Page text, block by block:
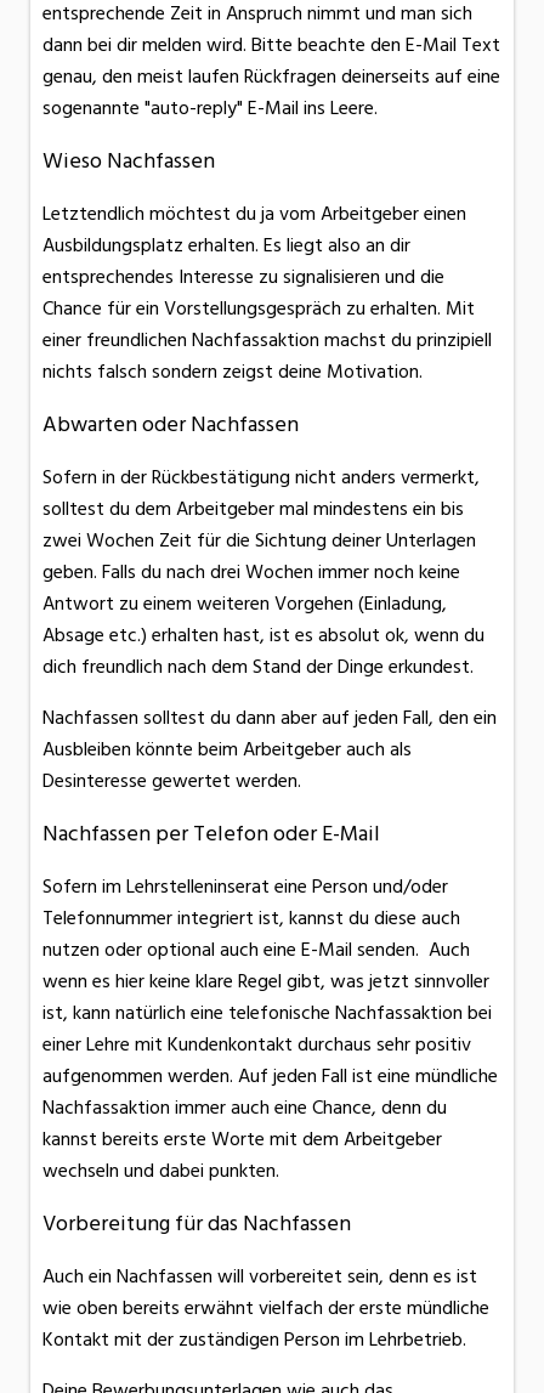
entsprechende Zeit in Anspruch nimmt und man sich
dann bei dir melden wird. Bitte beachte den E-Mail Text
genau, den meist laufen Rückfragen deinerseits auf eine
sogenannte "auto-reply" E-Mail ins Leere.
Wieso Nachfassen
Letztendlich möchtest du ja vom Arbeitgeber einen
Ausbildungsplatz erhalten. Es liegt also an dir
entsprechendes Interesse zu signalisieren und die
Chance für ein Vorstellungsgespräch zu erhalten. Mit
einer freundlichen Nachfassaktion machst du prinzipiell
nichts falsch sondern zeigst deine Motivation.
Abwarten oder Nachfassen
Sofern in der Rückbestätigung nicht anders vermerkt,
solltest du dem Arbeitgeber mal mindestens ein bis
zwei Wochen Zeit für die Sichtung deiner Unterlagen
geben. Falls du nach drei Wochen immer noch keine
Antwort zu einem weiteren Vorgehen (Einladung,
Absage etc.) erhalten hast, ist es absolut ok, wenn du
dich freundlich nach dem Stand der Dinge erkundest.
Nachfassen solltest du dann aber auf jeden Fall, den ein
Ausbleiben könnte beim Arbeitgeber auch als
Desinteresse gewertet werden.
Nachfassen per Telefon oder E-Mail
Sofern im Lehrstelleninserat eine Person und/oder
Telefonnummer integriert ist, kannst du diese auch
nutzen oder optional auch eine E-Mail senden. Auch
wenn es hier keine klare Regel gibt, was jetzt sinnvoller
ist, kann natürlich eine telefonische Nachfassaktion bei
einer Lehre mit Kundenkontakt durchaus sehr positiv
aufgenommen werden. Auf jeden Fall ist eine mündliche
Nachfassaktion immer auch eine Chance, denn du
kannst bereits erste Worte mit dem Arbeitgeber
wechseln und dabei punkten.
Vorbereitung für das Nachfassen
Auch ein Nachfassen will vorbereitet sein, denn es ist
wie oben bereits erwähnt vielfach der erste mündliche
Kontakt mit der zuständigen Person im Lehrbetrieb.